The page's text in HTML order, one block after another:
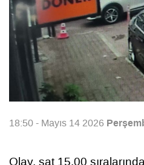
18:50 - Mayıs 14 2026
Olay, sat 15.00